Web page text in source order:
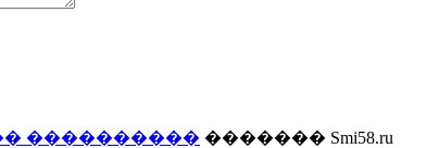
���������� ������� Smi58.ru